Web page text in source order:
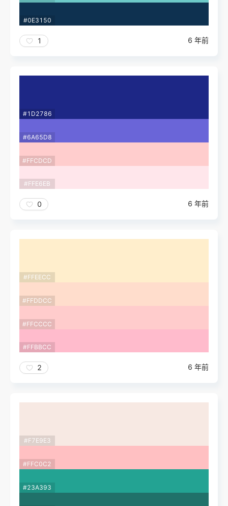
#0E3150
1 6 年前
#1D2786
#6A65D8
#FFCDCD
#FFE6EB
0 6 年前
#FFEECC
#FFDDCC
#FFCCCC
#FFBBCC
2 6 年前
#F7E9E3
#FFC0C2
#23A393